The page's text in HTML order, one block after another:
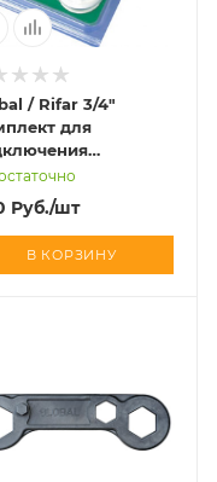
/ Rifar 3/4"
для
Руб./шт
В КОРЗИНУ